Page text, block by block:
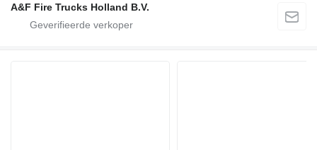
A&F Fire Trucks Holland B.V.